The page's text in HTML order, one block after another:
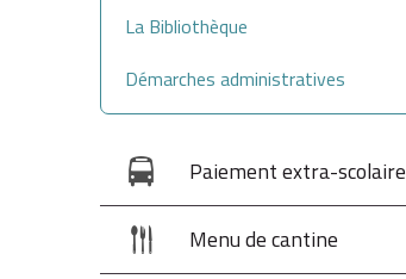
La Bibliothèque
Démarches administratives
Paiement extra-scolaire
Menu de cantine